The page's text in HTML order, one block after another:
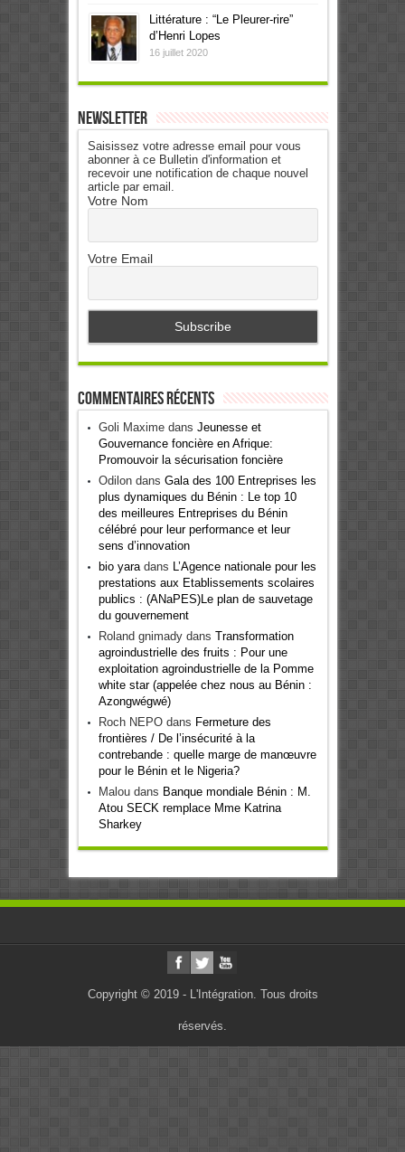
Littérature : “Le Pleurer-rire”
d’Henri Lopes
16 juillet 2020
Newsletter
Saisissez votre adresse email pour vous
abonner à ce Bulletin d'information et
recevoir une notification de chaque nouvel
article par email.
Votre Nom
Votre Email
Commentaires récents
Goli Maximedans Jeunesse et
Gouvernance foncière en Afrique:
Promouvoir la sécurisation foncière
Odilondans Gala des 100 Entreprises les
plus dynamiques du Bénin : Le top 10
des meilleures Entreprises du Bénin
célébré pour leur performance et leur
sens d’innovation
bio yaradans L’Agence nationale pour les
prestations aux Etablissements scolaires
publics : (ANaPES)Le plan de sauvetage
du gouvernement
Roland gnimadydans Transformation
agroindustrielle des fruits : Pour une
exploitation agroindustrielle de la Pomme
white star (appelée chez nous au Bénin :
Azongwégwé)
Roch NEPOdans Fermeture des
frontières / De l’insécurité à la
contrebande : quelle marge de manœuvre
pour le Bénin et le Nigeria?
Maloudans Banque mondiale Bénin : M.
Atou SECK remplace Mme Katrina
Sharkey
Copyright © 2019 - L'Intégration. Tous droits
réservés.